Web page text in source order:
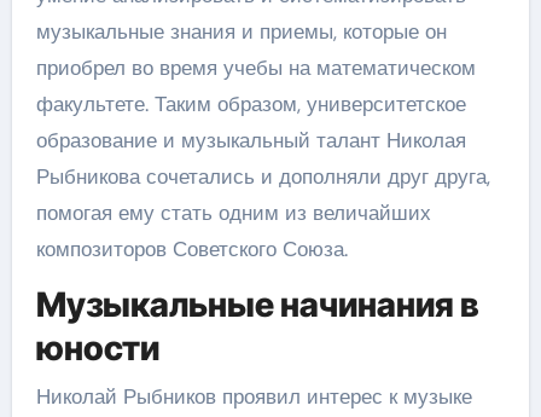
музыкальные знания и приемы, которые он
приобрел во время учебы на математическом
факультете. Таким образом, университетское
образование и музыкальный талант Николая
Рыбникова сочетались и дополняли друг друга,
помогая ему стать одним из величайших
композиторов Советского Союза.
Музыкальные начинания в
юности
Николай Рыбников проявил интерес к музыке